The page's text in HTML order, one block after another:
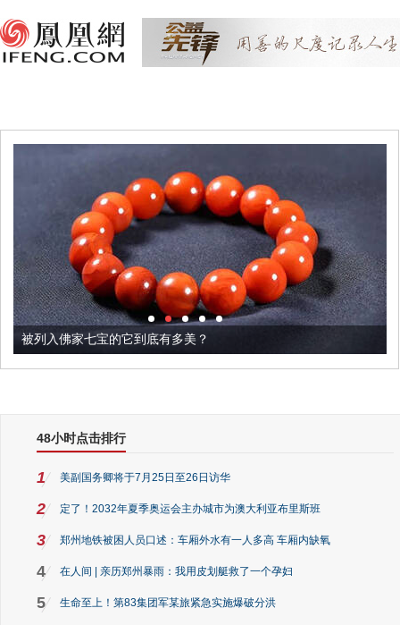
被列入佛家七宝的它到底有多美？
48小时点击排行
1 美副国务卿将于7月25日至26日访华
2 定了！2032年夏季奥运会主办城市为澳大利亚布里斯班
3 郑州地铁被困人员口述：车厢外水有一人多高 车厢内缺氧
4 在人间 | 亲历郑州暴雨：我用皮划艇救了一个孕妇
5 生命至上！第83集团军某旅紧急实施爆破分洪